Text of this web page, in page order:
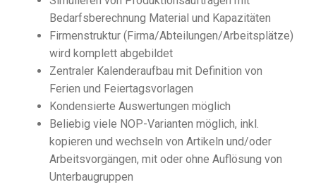
Bedarfsberechnung Material und Kapazitäten
Firmenstruktur (Firma/Abteilungen/Arbeitsplätze)
wird komplett abgebildet
Zentraler Kalenderaufbau mit Definition von
Ferien und Feiertagsvorlagen
Kondensierte Auswertungen möglich
Beliebig viele NOP-Varianten möglich, inkl.
kopieren und wechseln von Artikeln und/oder
Arbeitsvorgängen, mit oder ohne Auflösung von
Unterbaugruppen